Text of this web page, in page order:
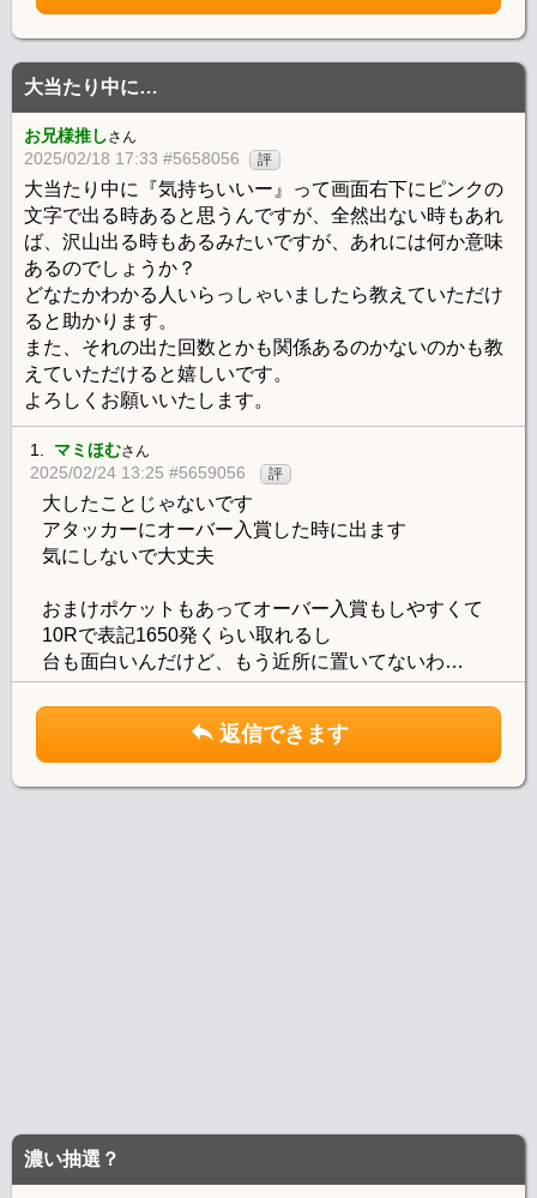
大当たり中に…
お兄様推しさん
2025/02/18 17:33 #5658056 評
大当たり中に『気持ちいいー』って画面右下にピンクの
文字で出る時あると思うんですが、全然出ない時もあれ
ば、沢山出る時もあるみたいですが、あれには何か意味
あるのでしょうか？
どなたかわかる人いらっしゃいましたら教えていただけ
ると助かります。
また、それの出た回数とかも関係あるのかないのかも教
えていただけると嬉しいです。
よろしくお願いいたします。
1. マミほむさん
2025/02/24 13:25 #5659056 評
大したことじゃないです
アタッカーにオーバー入賞した時に出ます
気にしないで大丈夫
おまけポケットもあってオーバー入賞もしやすくて
10Rで表記1650発くらい取れるし
台も面白いんだけど、もう近所に置いてないわ…
返信できます
濃い抽選？